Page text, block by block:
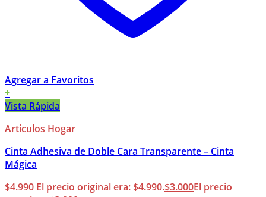
Agregar a Favoritos
+
Vista Rápida
Articulos Hogar
Cinta Adhesiva de Doble Cara Transparente – Cinta
Mágica
$4.990 El precio original era: $4.990.$3.000El precio